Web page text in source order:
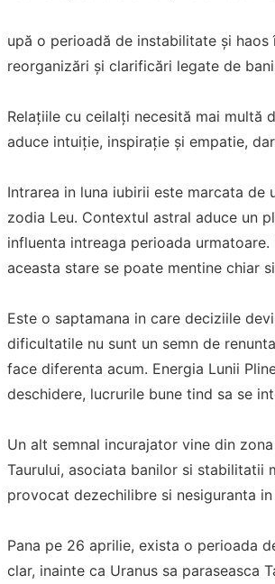
upă o perioadă de instabilitate și
reorganizări și clarificări legate de
Relațiile cu ceilalți necesită mai multă
aduce intuiție, inspirație și empatie,
Intrarea in luna iubirii este marcata de
zodia Leu. Contextul astral aduce un
influenta intreaga perioada
aceasta stare se poate mentine chiar
Este o saptamana in care deciziile
dificultatile nu sunt un semn de
face diferenta acum. Energia Lunii
deschidere, lucrurile bune tind sa se
Un alt semnal incurajator vine din
Taurului, asociata banilor si stabilitatii
provocat dezechilibre si nesiguranta
Pana pe 26 aprilie, exista o perioada
clar, inainte ca Uranus sa paraseasca